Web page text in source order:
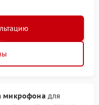
микрофона для